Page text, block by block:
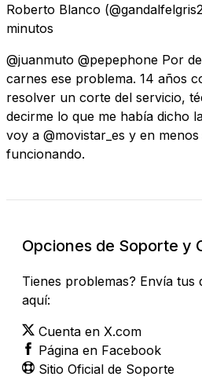
Roberto Blanco
minutos
@juanmuto @pepephone Por
carnes ese problema. 14 años
resolver un corte del servicio,
decirme lo que me había dicho
voy a @movistar_es y en
funcionando.
Opciones de Soporte y
Tienes problemas? Envía tus
aquí:
Cuenta en X.com
Página en Facebook
Sitio Oficial de Soporte